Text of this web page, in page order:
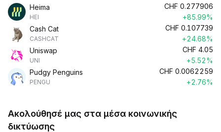
Heima
HEI
CHF 0.277906
+85.99%
Cash Cat
CASHCAT
CHF 0.107739
+24.68%
Uniswap
UNI
CHF 4.05
+5.52%
Pudgy Penguins
PENGU
CHF 0.0062259
+2.76%
Ακολούθησέ μας στα μέσα κοινωνικής
δικτύωσης